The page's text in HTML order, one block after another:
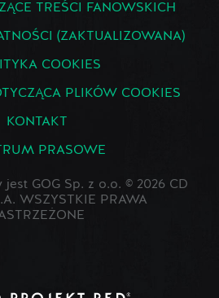
TREŚCI FANOWSKICH
(ZAKTUALIZOWANA)
COOKIES
PLIKÓW COOKIES
KONTAKT
PRASOWE
GOG Sp. z o.o. © 2026 CD
WSZYSTKIE PRAWA